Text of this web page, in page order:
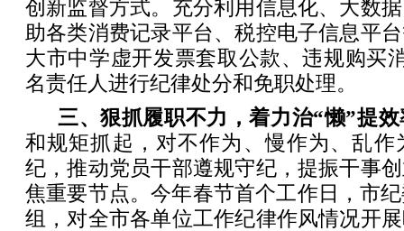
创新监督方式。充分利用信息化、大数
助各类消费记录平台、税控电子信息平
大市中学虚开发票套取公款、违规购买
名责任人进行纪律处分和免职处理。
三、狠抓履职不力，着力治“懒”提
和规矩抓起，对不作为、慢作为、乱作
纪，推动党员干部遵规守纪，提振干事
焦重要节点。今年春节首个工作日，市
组，对全市各单位工作纪律作风情况开